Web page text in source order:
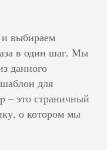
выбираем
в один шаг. Мы
данного
для
– это страничный
о котором мы